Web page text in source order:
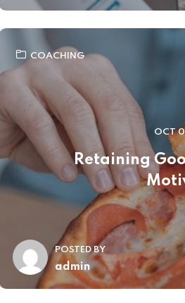
COACHING
OCT
Retaining
POSTED BY
admin